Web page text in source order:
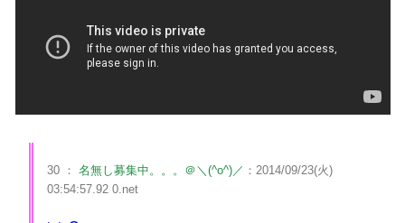
30 ： 名無し募集中。。。＠＼(^o^)／ ：2014/09/23(火)
03:54:57.92 0.net